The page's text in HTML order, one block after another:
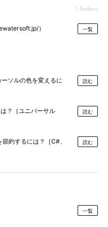
1 Authors
） 一覧
ソルの色を変えるに
読む
？［ユニバーサル
読む
約するには？［C#、
読む
一覧